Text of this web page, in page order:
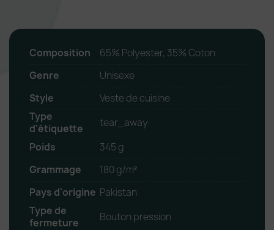
Composition
65% Polyester, 35% Coton
Genre
Unisexe
Style
Veste de cuisine
Type
d'étiquette
tear_away
Poids
345 g
Grammage
180 g/m²
Pays d'origine Pakistan
Type de
fermeture
Bouton pression